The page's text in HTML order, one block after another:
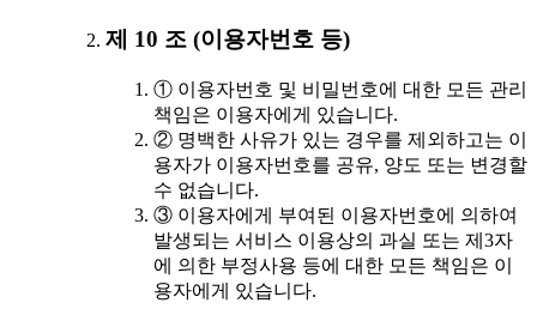
제 10 조 (이용자번호 등)
① 이용자번호 및 비밀번호에 대한 모든 관리
책임은 이용자에게 있습니다.
② 명백한 사유가 있는 경우를 제외하고는 이
용자가 이용자번호를 공유, 양도 또는 변경할
수 없습니다.
③ 이용자에게 부여된 이용자번호에 의하여
발생되는 서비스 이용상의 과실 또는 제3자
에 의한 부정사용 등에 대한 모든 책임은 이
용자에게 있습니다.